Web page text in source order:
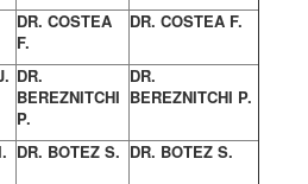
PRIVIND IMPLEMENTAREA
2019
DR. COSTEA
F.
DR. COSTEA F.
DR.
BEREZNITCHI
P.
DR.
BEREZNITCHI P.
DR. BOTEZ S. DR. BOTEZ S.